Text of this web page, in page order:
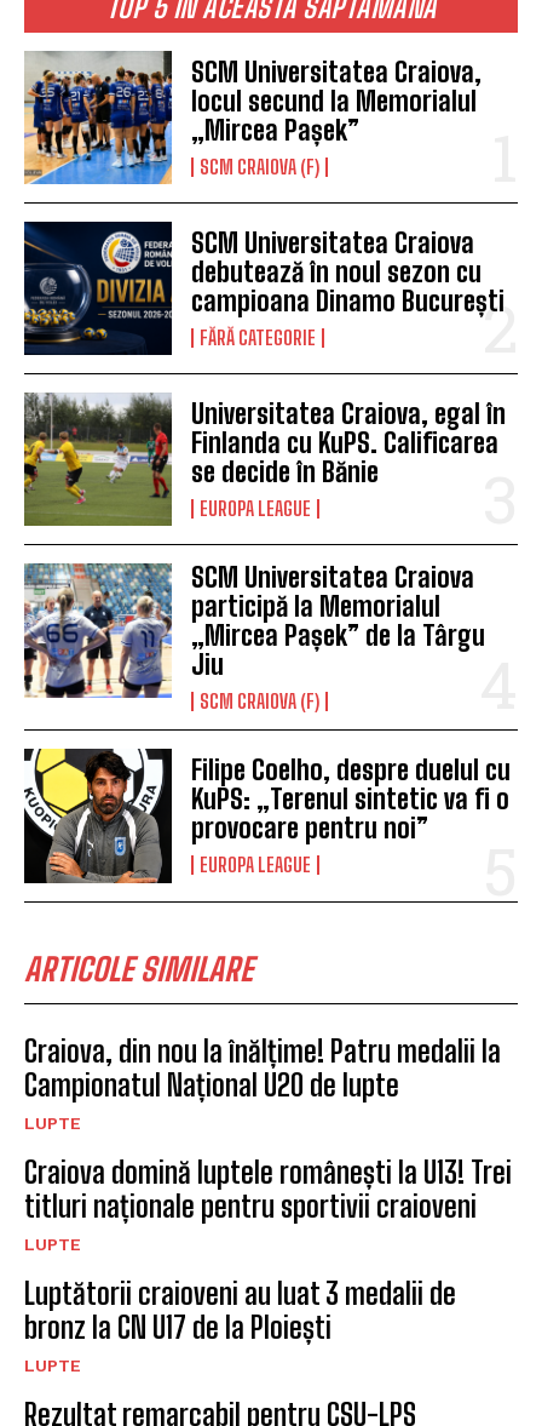
SCM Universitatea Craiova,
locul secund la Memorialul
„Mircea Pașek”
SCM CRAIOVA (F)
SCM Universitatea Craiova
debutează în noul sezon cu
campioana Dinamo București
FĂRĂ CATEGORIE
Universitatea Craiova, egal în
Finlanda cu KuPS. Calificarea
se decide în Bănie
EUROPA LEAGUE
SCM Universitatea Craiova
participă la Memorialul
„Mircea Pașek” de la Târgu
Jiu
SCM CRAIOVA (F)
Filipe Coelho, despre duelul cu
KuPS: „Terenul sintetic va fi o
provocare pentru noi”
EUROPA LEAGUE
ARTICOLE SIMILARE
Craiova, din nou la înălțime! Patru medalii la
Campionatul Național U20 de lupte
LUPTE
Craiova domină luptele românești la U13! Trei
titluri naționale pentru sportivii craioveni
LUPTE
Luptătorii craioveni au luat 3 medalii de
bronz la CN U17 de la Ploiești
LUPTE
Rezultat remarcabil pentru CSU-LPS